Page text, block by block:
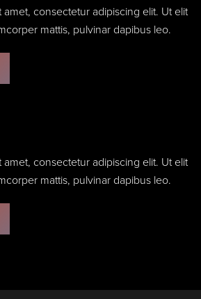
consectetur adipiscing elit. Ut elit
mattis, pulvinar dapibus leo.
consectetur adipiscing elit. Ut elit
mattis, pulvinar dapibus leo.